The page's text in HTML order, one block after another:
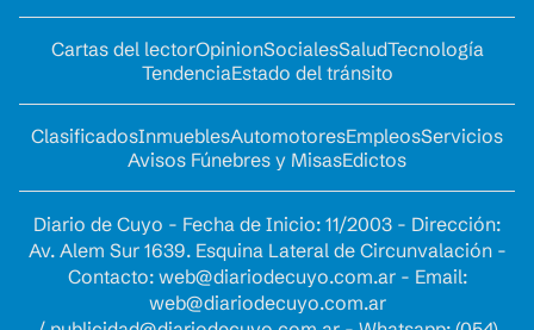
Cartas del lectorOpinionSocialesSaludTecnología
TendenciaEstado del tránsito
ClasificadosInmueblesAutomotoresEmpleosServicios
Avisos Fúnebres y MisasEdictos
Diario de Cuyo - Fecha de Inicio: 11/2003 - Dirección:
Av. Alem Sur 1639. Esquina Lateral de Circunvalación -
Contacto: web@diariodecuyo.com.ar- Email:
web@diariodecuyo.com.ar